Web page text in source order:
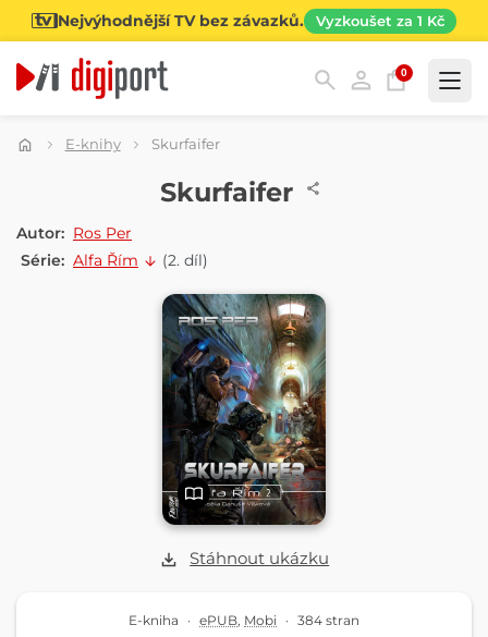
Nejvýhodnější TV bez závazků. Vyzkoušet za 1 Kč
0
Kategorie
E-knihy Skurfaifer
Stáhnout ukázku
Skurfaifer
Autor: Ros Per
Série: Alfa Řím (2. díl)
E-kniha · ePUB Mobi · 384 stran